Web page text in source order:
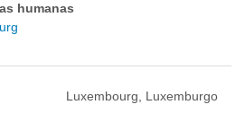
humanas
Luxembourg, Luxemburgo